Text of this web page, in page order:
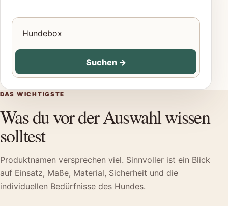
Suchen →
DAS WICHTIGSTE
Was du vor der Auswahl wissen
solltest
Produktnamen versprechen viel. Sinnvoller ist ein Blick
auf Einsatz, Maße, Material, Sicherheit und die
individuellen Bedürfnisse des Hundes.